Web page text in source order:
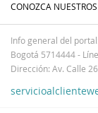
CONOZCA NUESTROS
Info general del
Bogotá 5714444 -
Dirección: Av. Calle